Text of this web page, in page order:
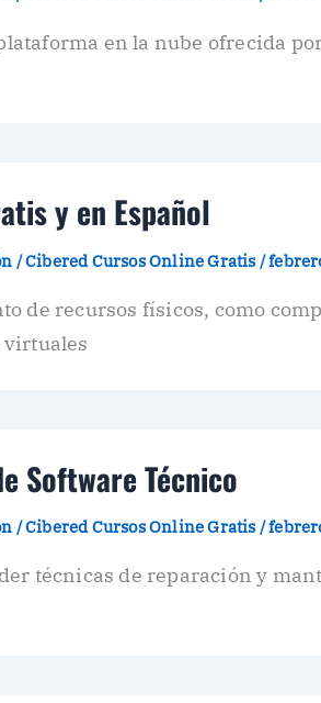
en la nube ofrecida
y en Español
/Cibered Cursos Online Gratis /
de recursos físicos, como
virtuales
Software Técnico
/Cibered Cursos Online Gratis /
técnicas de reparación y